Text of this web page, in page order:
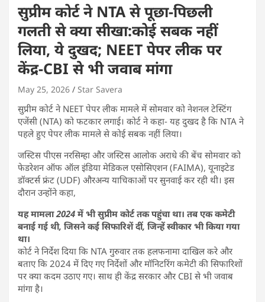
सुप्रीम कोर्ट ने NTA से पूछा-पिछली
गलती से क्या सीखा:कोई सबक नहीं
लिया, ये दुखद; NEET पेपर लीक पर
केंद्र-CBI से भी जवाब मांगा
May 25, 2026 Star Savera
सुप्रीम कोर्ट ने NEET पेपर लीक मामले में सोमवार को नेशनल टेस्टिंग
एजेंसी (NTA) को फटकार लगाई। कोर्ट ने कहा- यह दुखद है कि NTA ने
पहले हुए पेपर लीक मामले से कोई सबक नहीं लिया।
जस्टिस पीएस नरसिम्हा और जस्टिस आलोक अराधे की बेंच सोमवार को
फेडरेशन ऑफ ऑल इंडिया मेडिकल एसोसिएशन (FAIMA), यूनाइटेड
डॉक्टर्स फ्रंट (UDF) औरअन्य याचिकाओं पर सुनवाई कर रही थी। इस
दौरान उन्होंने कहा,
यह मामला 2024 में भी सुप्रीम कोर्ट तक पहुंचा था। तब एक कमेटी
बनाई गई थी, जिसने कई सिफारिशें दीं, जिन्हें स्वीकार भी किया गया
था।
कोर्ट ने निर्देश दिया कि NTA गुरुवार तक हलफनामा दाखिल करे और
बताए कि 2024 में दिए गए निर्देशों और मॉनिटरिंग कमेटी की सिफारिशों
पर क्या कदम उठाए गए। साथ ही केंद्र सरकार और CBI से भी जवाब
मांगा है।